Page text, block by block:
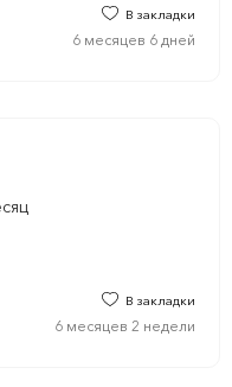
В закладки
6 месяцев 6 дней
В закладки
6 месяцев 2 недели